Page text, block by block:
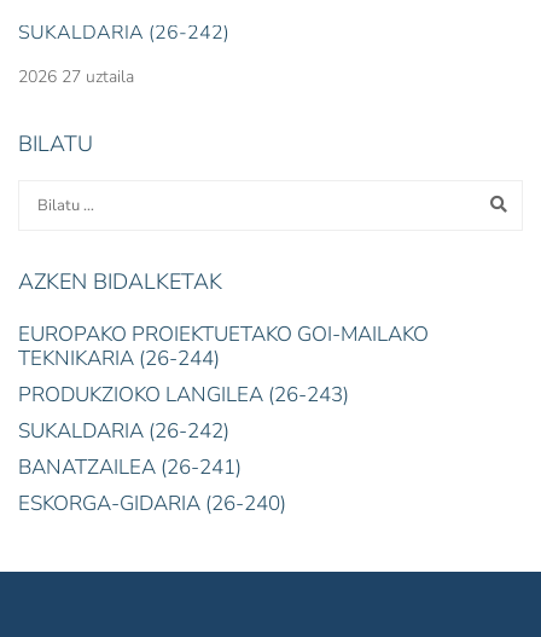
SUKALDARIA (26-242)
2026 27 uztaila
BILATU
AZKEN BIDALKETAK
EUROPAKO PROIEKTUETAKO GOI-MAILAKO
TEKNIKARIA (26-244)
PRODUKZIOKO LANGILEA (26-243)
SUKALDARIA (26-242)
BANATZAILEA (26-241)
ESKORGA-GIDARIA (26-240)